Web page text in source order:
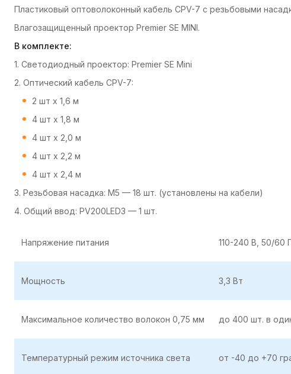
Пластиковый оптоволоконный кабель CPV-7 с резьбовыми
Влагозащищенный проектор Premier SE MINI.
В комплекте:
1. Светодиодный проектор: Premier SE Mini
2. Оптический кабель CPV-7:
2 шт х 1,6 м
4 шт х 1,8 м
4 шт х 2,0 м
4 шт х 2,2 м
4 шт х 2,4 м
3. Резьбовая насадка: M5 — 18 шт. (установлены на кабели)
4. Общий ввод: PV200LED3 — 1 шт.
Напряжение питания 110-240 В, 50/60
Мощность З,3 Вт
Максимальное количество волокон 0,75 мм до 400 шт. в
Температурный режим источника света от -40 до +70